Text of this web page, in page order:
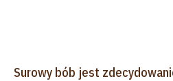
Surowy bób jest